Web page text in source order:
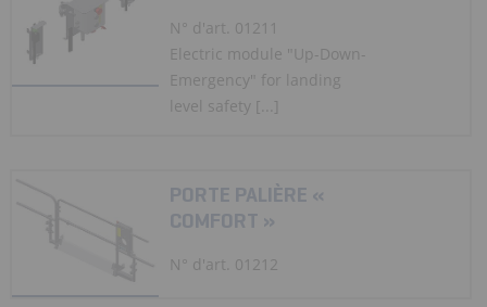
N° d'art. 01211
Electric module "Up-Down-
Emergency" for landing
level safety [...]
PORTE PALIÈRE «
COMFORT »
N° d'art. 01212